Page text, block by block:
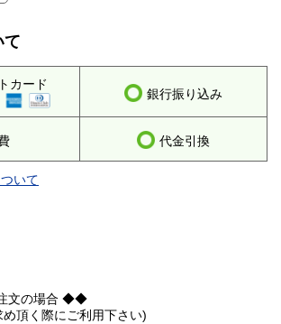
て
カード
銀行振り込み
代金引換
いて
文の場合 ◆◆
頂く際にご利用下さい)